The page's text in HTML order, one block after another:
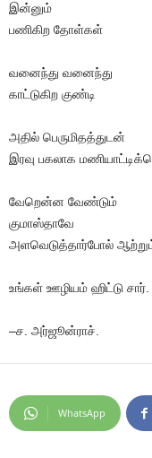
இன்னும்
பணிகிற தோள்கள்
வனைந்து வனைந்து
காட்டுகிற குண்டி
அதில் பெருமிதத்துடன்
இரவு பகலாக
வேறென்ன வேண்டும்
குமாஸ்தாவே
அளவெடுத்தார்போல்
உங்கள் ஊழியம் ஹிட்டு சார்.
–ச. அர்ஜூன்ராச்.
WhatsApp